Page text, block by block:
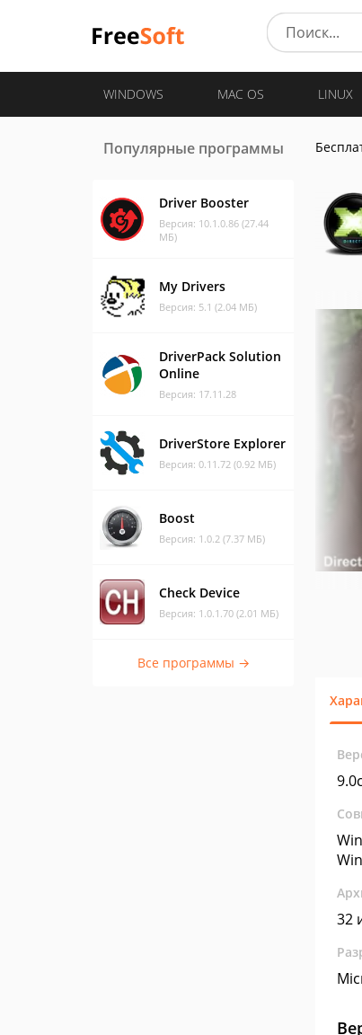
WINDOWS MAC OS LINUX
Популярные программы
Driver Booster
Версия: 10.1.0.86 (27.44
МБ)
My Drivers
Версия: 5.1 (2.04 МБ)
DriverPack Solution
Online
Версия: 17.11.28
DriverStore Explorer
Версия: 0.11.72 (0.92 МБ)
Boost
Версия: 1.0.2 (7.37 МБ)
Check Device
Версия: 1.0.1.70 (2.01 МБ)
Все программы →
32